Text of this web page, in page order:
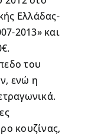
Ελλάδας-
2013» και
του
ενώ η
κουζίνας,